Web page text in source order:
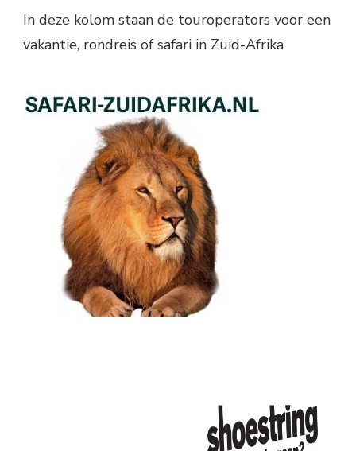
In deze kolom staan de touroperators voor een
vakantie, rondreis of safari in Zuid-Afrika